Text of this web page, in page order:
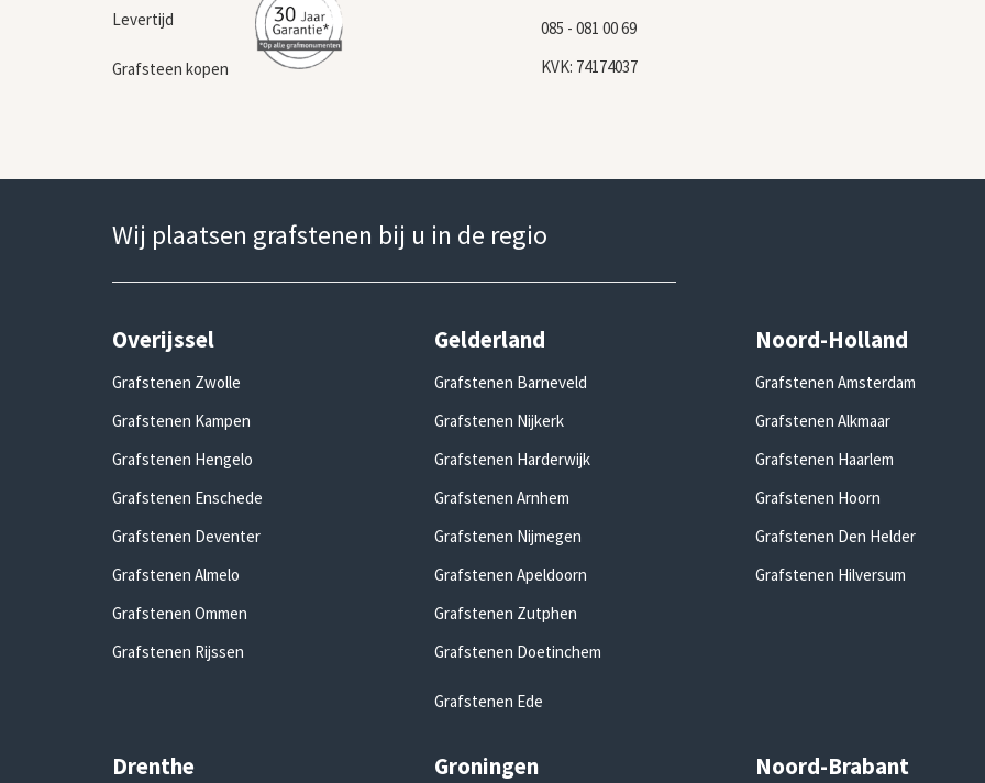
Levertijd
Grafsteen kopen
085 - 081 00 69
KVK: 74174037
Wij plaatsen grafstenen bij u in de regio
Overijssel
Grafstenen Zwolle
Grafstenen Kampen
Grafstenen Hengelo
Grafstenen Enschede
Grafstenen Deventer
Grafstenen Almelo
Grafstenen Ommen
Grafstenen Rijssen
Gelderland
Grafstenen Barneveld
Grafstenen Nijkerk
Grafstenen Harderwijk
Grafstenen Arnhem
Grafstenen Nijmegen
Grafstenen Apeldoorn
Grafstenen Zutphen
Grafstenen Doetinchem
Grafstenen Ede
Noord-Holland
Grafstenen Amsterdam
Grafstenen Alkmaar
Grafstenen Haarlem
Grafstenen Hoorn
Grafstenen Den Helder
Grafstenen Hilversum
Drenthe Groningen Noord-Brabant